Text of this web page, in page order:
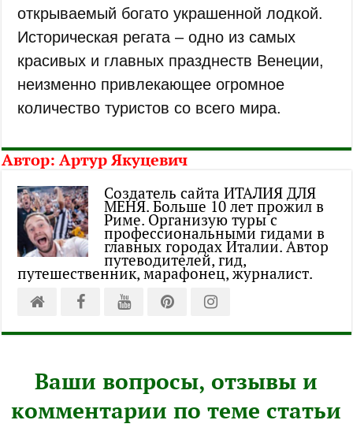
открываемый богато украшенной лодкой.
Историческая регата – одно из самых
красивых и главных празднеств Венеции,
неизменно привлекающее огромное
количество туристов со всего мира.
Автор:Артур Якуцевич
Создатель сайта ИТАЛИЯ ДЛЯ
МЕНЯ. Больше 10 лет прожил в
Риме. Организую туры с
профессиональными гидами в
главных городах Италии. Автор
путеводителей, гид,
путешественник, марафонец, журналист.
Ваши вопросы, отзывы и
комментарии по теме статьи